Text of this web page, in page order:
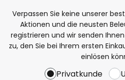
Verpassen Sie keine unserer
Aktionen und die neusten
registrieren und wir senden
zu, den Sie bei Ihrem ersten
einlösen
Privatkunde